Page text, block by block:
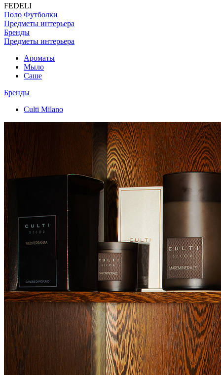
FEDELI
Поло Футболки
Предметы интерьера
Бренды
Предметы интерьера
Ароматы
Мыло
Саше
Бренды
Culti Milano